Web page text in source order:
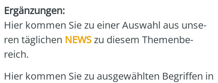
Ergän­zun­gen:
Hier kom­men Sie zu einer Aus­wahl aus unse­
ren täg­li­chen NEWSzu die­sem The­men­be­
reich.
Hier kom­men Sie zu aus­ge­wähl­ten Begrif­fen in